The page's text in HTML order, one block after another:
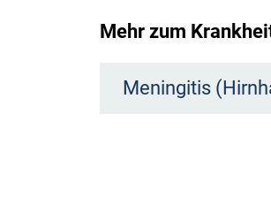
Mehr zum
Meningitis